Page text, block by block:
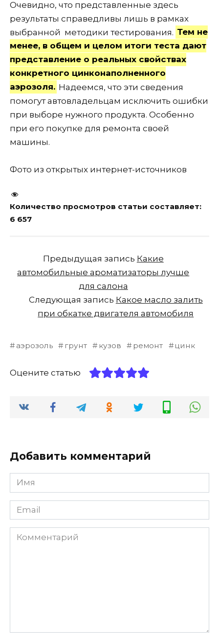
Очевидно, что представленные здесь
результаты справедливы лишь в рамках
выбранной методики тестирования. Тем не
менее, в общем и целом итоги теста дают
представление о реальных свойствах
конкретного цинконаполненного
аэрозоля. Надеемся, что эти сведения
помогут автовладельцам исключить ошибки
при выборе нужного продукта. Особенно
при его покупке для ремонта своей
машины.
Фото из открытых интернет-источников
Количество просмотров статьи составляет:
6 657
Предыдущая запись Какие
автомобильные ароматизаторы лучше
для салона
Следующая запись Какое масло залить
при обкатке двигателя автомобиля
аэрозоль грунт кузов ремонт цинк
Оцените статью
Добавить комментарий
Имя
Email
Комментарий